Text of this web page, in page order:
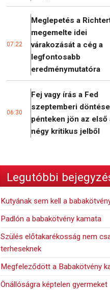
07:22
Meglepetés a
megemelte idei
várakozását a cég a
legfontosabb
eredménymutatóra
06:30
Fej vagy írás a Fed
szeptemberi
pénteken jön az első
négy kritikus jelből
Legutóbbi
Kutyának sem kell a
Padlón a babakötvény kamata
Szülés előtakarékosság nem
terheseknek
Megfeleződött a Babakötvény
Önállóságra képtelen gyermeket